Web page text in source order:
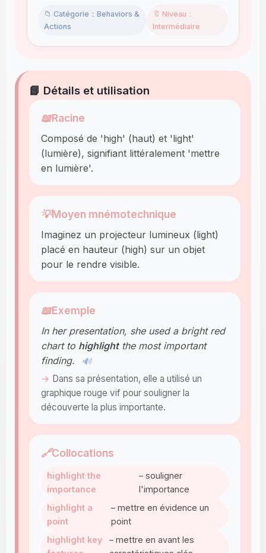
📁 Catégorie：Behaviors &
Actions
🔖 Niveau：
Intermédiaire
📘 Détails et utilisation
📖Racine
Composé de 'high' (haut) et 'light'
(lumière), signifiant littéralement 'mettre
en lumière'.
💡Moyen mnémotechnique
Imaginez un projecteur lumineux (light)
placé en hauteur (high) sur un objet
pour le rendre visible.
📖Exemple
In her presentation, she used a bright red
chart to highlightthe most important
finding.
🔊
Dans sa présentation, elle a utilisé un
graphique rouge vif pour souligner la
découverte la plus importante.
🔗Collocations
highlight the
importance
– souligner
l'importance
highlight a
point
– mettre en évidence un
point
highlight key
– mettre en avant les